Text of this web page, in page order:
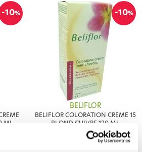
-10%
ML
-10%
BELIFLOR
BELIFLOR COLORATION CREME 15
BLOND CUIVRE 120 ML
11,21 €